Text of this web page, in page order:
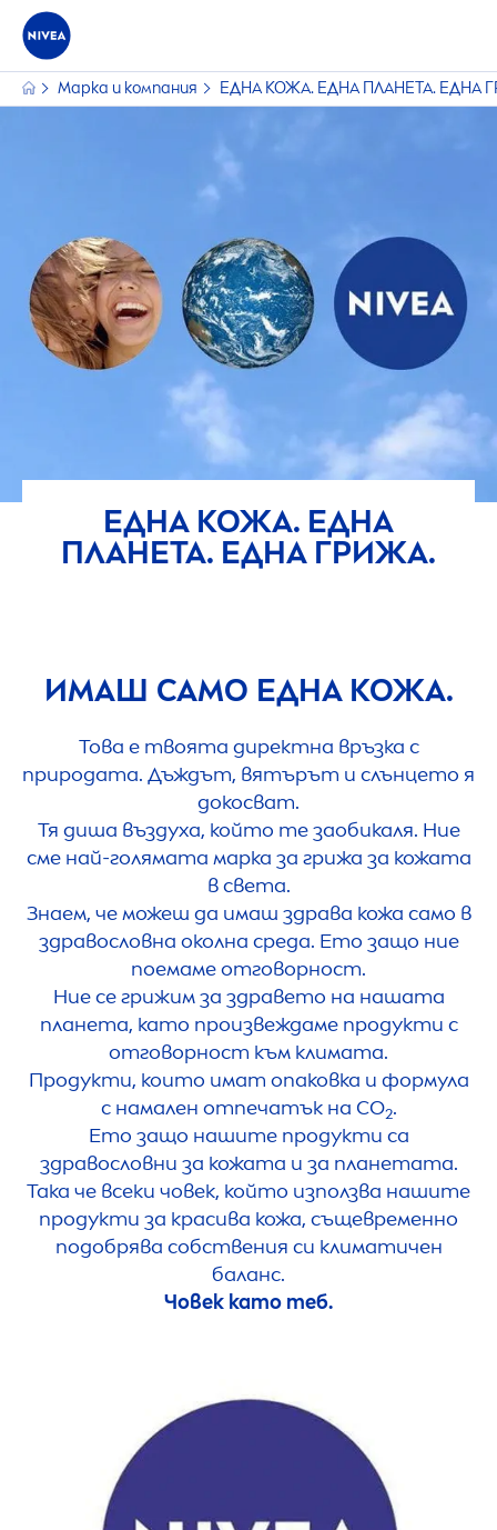
Марка и компания ЕДНА КОЖА. ЕДНА ПЛАНЕТА. ЕДНА
ЕДНА КОЖА. ЕДНА
ПЛАНЕТА. ЕДНА ГРИЖА.
ИМАШ САМО ЕДНА КОЖА.
Това е твоята директна връзка с
природата. Дъждът, вятърът и слънцето я
докосват.
Тя диша въздуха, който те заобикаля. Ние
сме най-голямата марка за грижа за кожата
в света.
Знаем, че можеш да имаш здрава кожа само в
здравословна околна среда. Ето защо ние
поемаме отговорност.
Ние се грижим за здравето на нашата
планета, като произвеждаме продукти с
отговорност към климата.
Продукти, които имат опаковка и формула
с намален отпечатък на CO2.
Ето защо нашите продукти са
здравословни за кожата и за планетата.
Така че всеки човек, който използва нашите
продукти за красива кожа, същевременно
подобрява собствения си климатичен
баланс.
Човек като теб.